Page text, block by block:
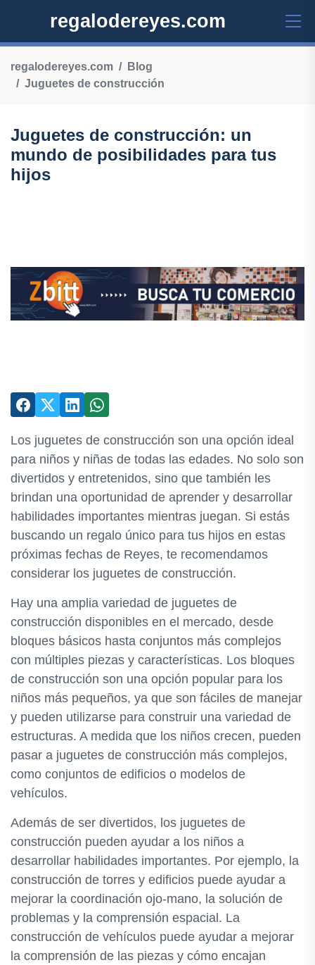
regalodereyes.com
regalodereyes.com
Blog
Juguetes de construcción
Juguetes de construcción: un
mundo de posibilidades para tus
hijos
Los juguetes de construcción son una opción ideal
para niños y niñas de todas las edades. No solo son
divertidos y entretenidos, sino que también les
brindan una oportunidad de aprender y desarrollar
habilidades importantes mientras juegan. Si estás
buscando un regalo único para tus hijos en estas
próximas fechas de Reyes, te recomendamos
considerar los juguetes de construcción.
Hay una amplia variedad de juguetes de
construcción disponibles en el mercado, desde
bloques básicos hasta conjuntos más complejos
con múltiples piezas y características. Los bloques
de construcción son una opción popular para los
niños más pequeños, ya que son fáciles de manejar
y pueden utilizarse para construir una variedad de
estructuras. A medida que los niños crecen, pueden
pasar a juguetes de construcción más complejos,
como conjuntos de edificios o modelos de
vehículos.
Además de ser divertidos, los juguetes de
construcción pueden ayudar a los niños a
desarrollar habilidades importantes. Por ejemplo, la
construcción de torres y edificios puede ayudar a
mejorar la coordinación ojo-mano, la solución de
problemas y la comprensión espacial. La
construcción de vehículos puede ayudar a mejorar
la comprensión de las piezas y cómo encajan